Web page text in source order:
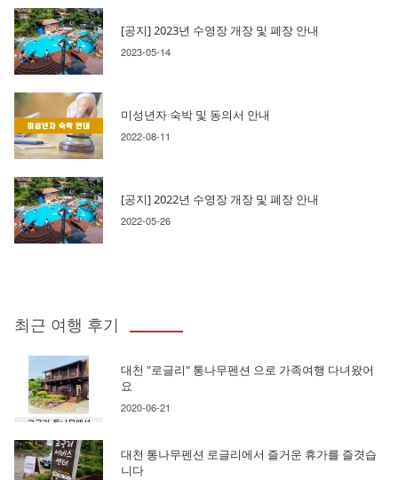
[공지] 2023년 수영장 개장 및 폐장 안내
2023-05-14
미성년자 숙박 및 동의서 안내
2022-08-11
[공지] 2022년 수영장 개장 및 폐장 안내
2022-05-26
최근 여행 후기
대천 "로글리" 통나무펜션 으로 가족여행 다녀왔어
요
2020-06-21
대천 통나무펜션 로글리에서 즐거운 휴가를 즐겻습
니다